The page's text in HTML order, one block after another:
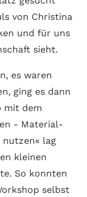
von Christina
und für uns
sieht.
es waren
ging es dann
mit dem
- Material­
lag
kleinen
So konnten
selbst